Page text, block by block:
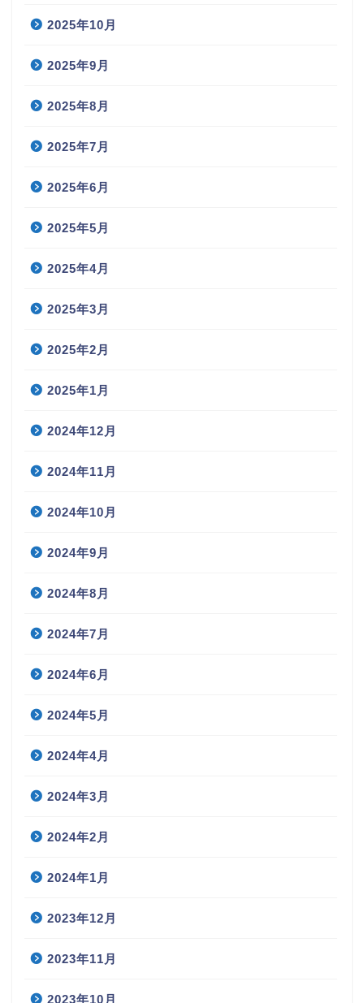
2025年10月
2025年9月
2025年8月
2025年7月
2025年6月
2025年5月
2025年4月
2025年3月
2025年2月
2025年1月
2024年12月
2024年11月
2024年10月
2024年9月
2024年8月
2024年7月
2024年6月
2024年5月
2024年4月
2024年3月
2024年2月
2024年1月
2023年12月
2023年11月
2023年10月